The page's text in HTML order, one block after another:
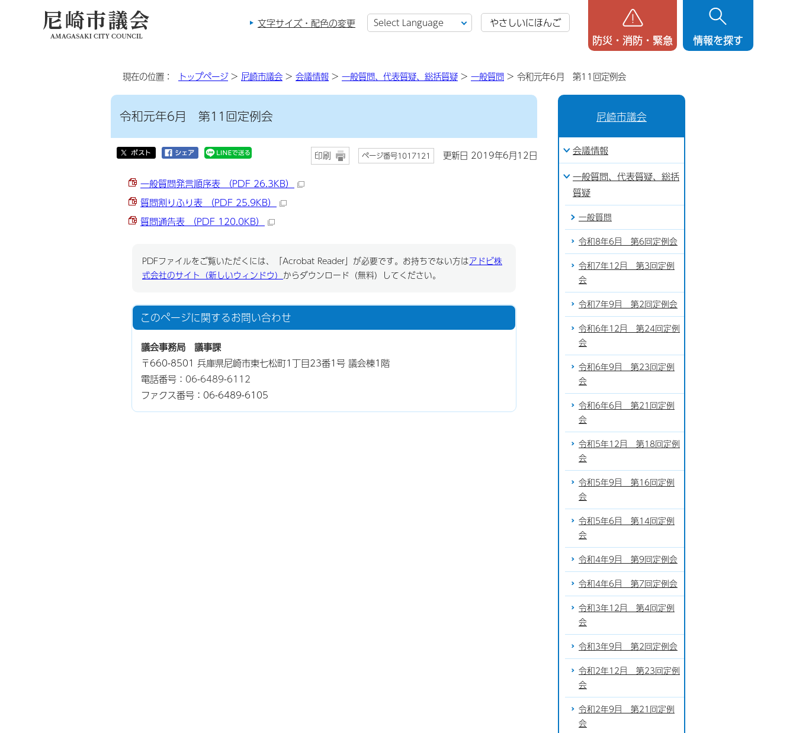
文字サイズ・配色の変更 やさしいにほんご
防災・消防・緊急 情報を探す
現在の位置： トップページ> 尼崎市議会 > 会議情報 > 一般質問、代表質疑、総括質疑 > 一般質問 > 令和元年6月 第11回定例会
令和元年6月 第11回定例会
印刷 ページ番号1017121 更新日 2019年6月12日
一般質問発言順序表 （PDF 26.3KB）
質問割りふり表 （PDF 25.9KB）
質問通告表 （PDF 120.0KB）
PDFファイルをご覧いただくには、「Acrobat Reader」が必要です。お持ちでない方はアドビ株
式会社のサイト（新しいウィンドウ） からダウンロード（無料）してください。
このページに関するお問い合わせ
議会事務局 議事課
〒660-8501 兵庫県尼崎市東七松町1丁目23番1号 議会棟1階
電話番号： 06-6489-6112
ファクス番号：06-6489-6105
尼崎市議会
会議情報
一般質問、代表質疑、総括
質疑
一般質問
令和8年6月 第6回定例会
令和7年12月 第3回定例
会
令和7年9月 第2回定例会
令和6年12月 第24回定例
会
令和6年9月 第23回定例
会
令和6年6月 第21回定例
会
令和5年12月 第18回定例
会
令和5年9月 第16回定例
会
令和5年6月 第14回定例
会
令和4年9月 第9回定例会
令和4年6月 第7回定例会
令和3年12月 第4回定例
会
令和3年9月 第2回定例会
令和2年12月 第23回定例
会
令和2年9月 第21回定例
会